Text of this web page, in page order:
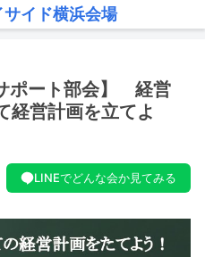
イド横浜会場
ポート部会】 経営
経営計画を立てよ
LINEでどんな会か見てみる